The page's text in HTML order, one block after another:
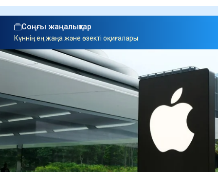
Соңғы жаңалықтар
Күннің ең жаңа және өзекті оқиғалары